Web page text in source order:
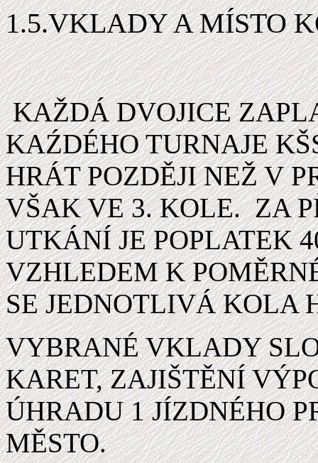
1.5.VKLADY A MÍSTO
KAŽDÁ DVOJICE
KAŹDÉHO TURNAJE
HRÁT POZDĚJI NEŽ V
VŠAK VE 3. KOLE. ZA
UTKÁNÍ JE POPLATEK
VZHLEDEM K
SE JEDNOTLIVÁ KOLA
VYBRANÉ VKLADY
KARET, ZAJIŠTĚNÍ
ÚHRADU 1 JÍZDNÉHO
MĚSTO.